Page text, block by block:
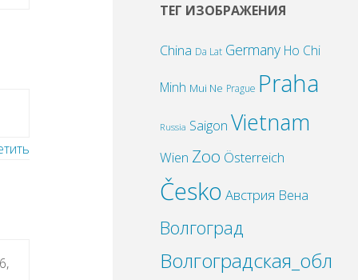
ТЕГ ИЗОБРАЖЕНИЯ
China Da Lat Germany Ho Chi
Minh Mui Ne Prague Praha
Russia Saigon Vietnam
Wien Zoo Österreich
Česko Австрия Вена
Волгоград
Волгоградская_обл